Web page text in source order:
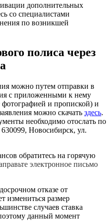
дополнительных
со специалистами
по возникшей
полиса через
можно путем отправки в
с приложенными к нему
и пропиской) и
можно скачать здесь.
необходимо отослать по
Новосибирск, ул.
обратитесь на горячую
электронное письмо
отказе от
измениться размер
случаев ставка
данный момент